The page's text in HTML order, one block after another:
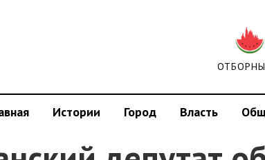
Истории Город Власть